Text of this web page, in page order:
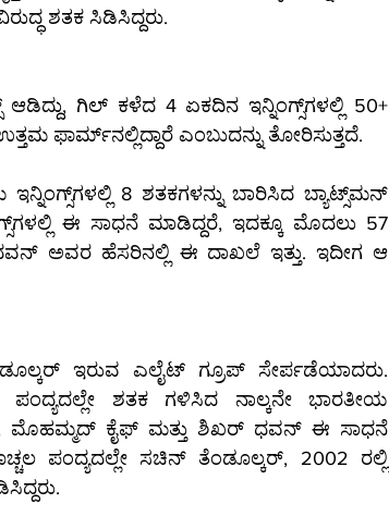
ಶತಕ ಸಿಡಿಸಿದ್ದರು.
ಗಿಲ್ ಕಳೆದ 4 ಏಕದಿನ ಇನ್ನಿಂಗ್ಸ್‌ಗಳಲ್ಲಿ 50+
ರನ್‌ಗಳ ಗಡಿಯನ್ನು ದಾಟಿದ್ದಾರೆ, ಇದು ಪ್ರಸ್ತುತ ಅವರು ಎಷ್ಟು ಉತ್ತಮ ಫಾರ್ಮ್‌ನಲ್ಲಿದ್ದಾರೆ ಎಂಬುದನ್ನು ತೋರಿಸುತ್ತದೆ.
ಬ್ಯಾಟ್ಸ್‌ಮನ್
ಇರುವ ಎಲೈಟ್ ಗ್ರೂಪ್ ಸೇರ್ಪಡೆಯಾದರು.
ಶತಕ ಗಳಿಸಿದ ನಾಲ್ಕನೇ ಭಾರತೀಯ
ಮೊಹಮ್ಮದ್ ಕೈಫ್ ಮತ್ತು ಶಿಖರ್ ಧವನ್ ಈ ಸಾಧನೆ
ಪಂದ್ಯದಲ್ಲೇ ಸಚಿನ್ ತೆಂಡೂಲ್ಕರ್, 2002 ರಲ್ಲಿ